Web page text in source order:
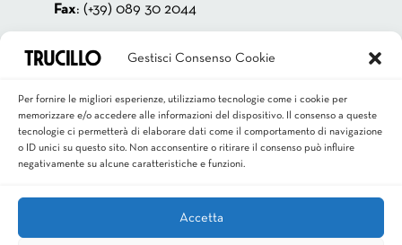
Gestisci Consenso Cookie
Per fornire le migliori esperienze, utilizziamo tecnologie come i cookie per
memorizzare e/o accedere alle informazioni del dispositivo. Il consenso a queste
tecnologie ci permetterà di elaborare dati come il comportamento di navigazione
o ID unici su questo sito. Non acconsentire o ritirare il consenso può influire
negativamente su alcune caratteristiche e funzioni.
Accetta
Fax: (+39) 089 30 2044
84131 Salerno – ITALIA
P.IVA 00181880659
Email:info@trucillo.it